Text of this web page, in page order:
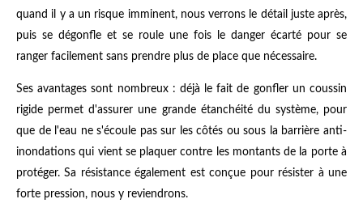
quand il y a un risque imminent, nous verrons le détail juste après,
puis se dégonfle et se roule une fois le danger écarté pour se
ranger facilement sans prendre plus de place que nécessaire.
Ses avantages sont nombreux : déjà le fait de gonfler un coussin
rigide permet d'assurer une grande étanchéité du système, pour
que de l'eau ne s'écoule pas sur les côtés ou sous la barrière anti-
inondations qui vient se plaquer contre les montants de la porte à
protéger. Sa résistance également est conçue pour résister à une
forte pression, nous y reviendrons.